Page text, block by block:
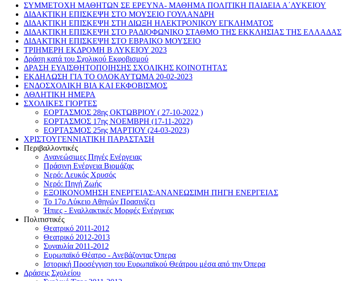
ΣΥΜΜΕΤΟΧΗ ΜΑΘΗΤΩΝ ΣΕ ΕΡΕΥΝΑ- ΜΑΘΗΜΑ ΠΟΛΙΤΙΚΗ ΠΑΙΔΕΙΑ Α΄ΛΥΚΕΙΟΥ
ΔΙΔΑΚΤΙΚΗ ΕΠΙΣΚΕΨΗ ΣΤΟ ΜΟΥΣΕΙΟ ΓΟΥΛΑΝΔΡΗ
ΔΙΔΑΚΤΙΚΗ ΕΠΙΣΚΕΨΗ ΣΤΗ ΔΙΩΞΗ ΗΛΕΚΤΡΟΝΙΚΟΥ ΕΓΚΛΗΜΑΤΟΣ
ΔΙΔΑΚΤΙΚΗ ΕΠΙΣΚΕΨΗ ΣΤΟ ΡΑΔΙΟΦΩΝΙΚΟ ΣΤΑΘΜΟ ΤΗΣ ΕΚΚΛΗΣΙΑΣ ΤΗΣ ΕΛΛΑΔΑΣ
ΔΙΔΑΚΤΙΚΗ ΕΠΙΣΚΕΨΗ ΣΤΟ ΕΒΡΑΙΚΟ ΜΟΥΣΕΙΟ
ΤΡΙΗΜΕΡΗ ΕΚΔΡΟΜΗ Β ΛΥΚΕΙΟΥ 2023
Δράση κατά του Σχολικού Εκφοβισμού
ΔΡΑΣΗ ΕΥΑΙΣΘΗΤΟΠΟΙΗΣΗΣ ΣΧΟΛΙΚΗΣ ΚΟΙΝΟΤΗΤΑΣ
ΕΚΔΗΛΩΣΗ ΓΙΑ ΤΟ ΟΛΟΚΑΥΤΩΜΑ 20-02-2023
ΕΝΔΟΣΧΟΛΙΚΗ ΒΙΑ ΚΑΙ ΕΚΦΟΒΙΣΜΟΣ
ΑΘΛΗΤΙΚΗ ΗΜΕΡΑ
ΣΧΟΛΙΚΕΣ ΓΙΟΡΤΕΣ
ΕΟΡΤΑΣΜΟΣ 28ης ΟΚΤΩΒΡΙΟΥ ( 27-10-2022 )
ΕΟΡΤΑΣΜΟΣ 17ης ΝΟΕΜΒΡΗ (17-11-2022)
ΕΟΡΤΑΣΜΟΣ 25ης ΜΑΡΤΙΟΥ (24-03-2023)
ΧΡΙΣΤΟΥΓΕΝΝΙΑΤΙΚΗ ΠΑΡΑΣΤΑΣΗ
Περιβαλλοντικές
Ανανεώσιμες Πηγές Ενέργειας
Πράσινη Ενέργεια Βιομάζας
Νερό: Λευκός Χρυσός
Νερό: Πηγή Ζωής
ΕΞΟΙΚΟΝΟΜΗΣΗ ΕΝΕΡΓΕΙΑΣ:ΑΝΑΝΕΩΣΙΜΗ ΠΗΓΗ ΕΝΕΡΓΕΙΑΣ
Το 17ο Λύκειο Αθηνών Πρασινίζει
Ήπιες - Εναλλακτικές Μορφές Ενέργειας
Πολιτιστικές
Θεατρικό 2011-2012
Θεατρικό 2012-2013
Συναυλία 2011-2012
Ευρωπαϊκό Θέατρο - Ανεβάζοντας Όπερα
Ιστορική Προσέγγιση του Ευρωπαϊκού Θεάτρου μέσα από την Όπερα
Δράσεις Σχολείου